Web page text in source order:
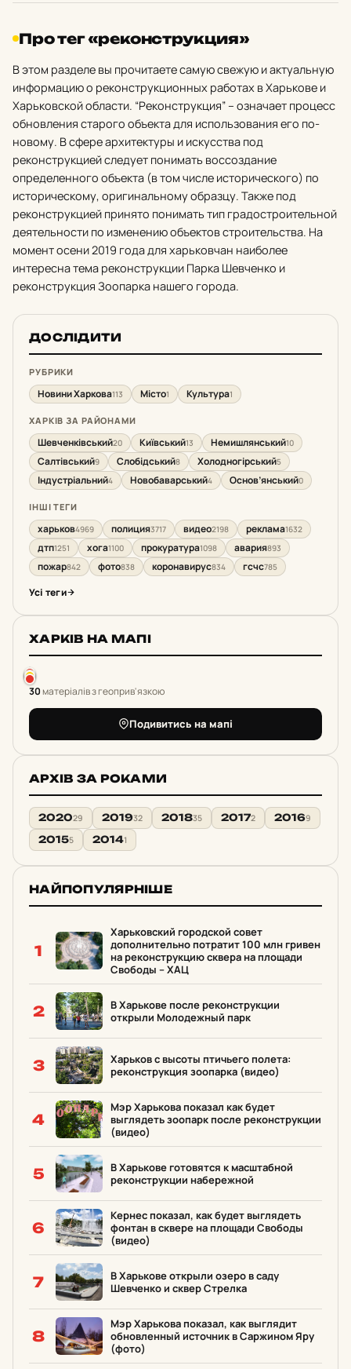
Про тег «реконструкция»
В этом разделе вы прочитаете самую свежую и актуальную
информацию о реконструкционных работах в Харькове и
Харьковской области. “Реконструкция” – означает процесс
обновления старого объекта для использования его по-
новому. В сфере архитектуры и искусства под
реконструкцией следует понимать воссоздание
определенного объекта (в том числе исторического) по
историческому, оригинальному образцу. Также под
реконструкцией принято понимать тип градостроительной
деятельности по изменению объектов строительства. На
момент осени 2019 года для харьковчан наиболее
интересна тема реконструкции Парка Шевченко и
реконструкция Зоопарка нашего города.
ДОСЛІДИТИ
РУБРИКИ
Новини Харкова113 Місто1 Культура1
ХАРКІВ ЗА РАЙОНАМИ
Шевченківський20 Київський13 Немишлянський10
Салтівський9 Слобідський8 Холодногірський5
Індустріальний4 Новобаварський4 Основ’янський0
ІНШІ ТЕГИ
харьков4969 полиция3717 видео2198 реклама1632
дтп1251 хога1100 прокуратура1098 авария893
пожар842 фото838 коронавирус834 гсчс785
Усі теги
ХАРКІВ НА МАПІ
30матеріалів з геоприв'язкою
Подивитись на мапі
АРХІВ ЗА РОКАМИ
202029 201932 201835 20172 20169
20155 20141
НАЙПОПУЛЯРНІШЕ
1
Харьковский городской совет
дополнительно потратит 100 млн гривен
на реконструкцию сквера на площади
Свободы – ХАЦ
2
В Харькове после реконструкции
открыли Молодежный парк
3
Харьков с высоты птичьего полета:
реконструкция зоопарка (видео)
4
Мэр Харькова показал как будет
выглядеть зоопарк после реконструкции
(видео)
5
В Харькове готовятся к масштабной
реконструкции набережной
6
Кернес показал, как будет выглядеть
фонтан в сквере на площади Свободы
(видео)
7
В Харькове открыли озеро в саду
Шевченко и сквер Стрелка
8
Мэр Харькова показал, как выглядит
обновленный источник в Саржином Яру
(фото)